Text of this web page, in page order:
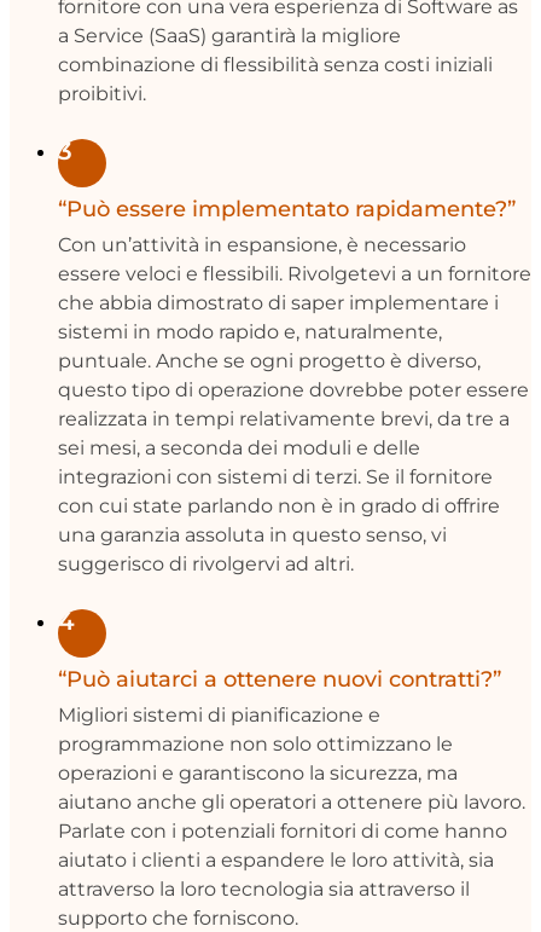
fornitore con una vera esperienza di Software as
a Service (SaaS) garantirà la migliore
combinazione di flessibilità senza costi iniziali
proibitivi.
3
“Può essere implementato rapidamente?”
Con un’attività in espansione, è necessario
essere veloci e flessibili. Rivolgetevi a un fornitore
che abbia dimostrato di saper implementare i
sistemi in modo rapido e, naturalmente,
puntuale. Anche se ogni progetto è diverso,
questo tipo di operazione dovrebbe poter essere
realizzata in tempi relativamente brevi, da tre a
sei mesi, a seconda dei moduli e delle
integrazioni con sistemi di terzi. Se il fornitore
con cui state parlando non è in grado di offrire
una garanzia assoluta in questo senso, vi
suggerisco di rivolgervi ad altri.
4
“Può aiutarci a ottenere nuovi contratti?”
Migliori sistemi di pianificazione e
programmazione non solo ottimizzano le
operazioni e garantiscono la sicurezza, ma
aiutano anche gli operatori a ottenere più lavoro.
Parlate con i potenziali fornitori di come hanno
aiutato i clienti a espandere le loro attività, sia
attraverso la loro tecnologia sia attraverso il
supporto che forniscono.